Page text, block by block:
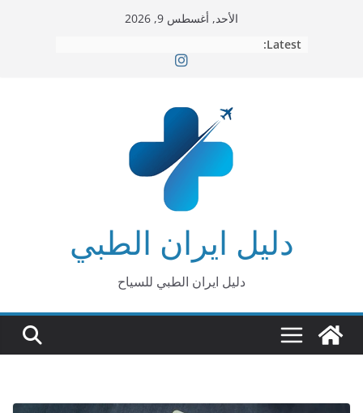
الأحد, أغسطس 9, 2026
Latest:
دليل ايران الطبي
دليل ايران الطبي للسياح